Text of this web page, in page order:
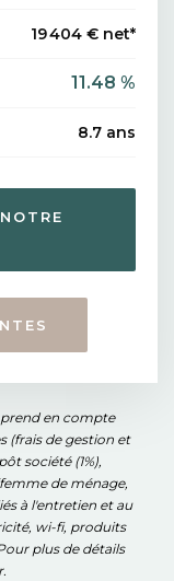
19 404 € net*
11.48 %
8.7 ans
en compte
(frais de gestion et
société (1%),
de ménage,
à l'entretien et au
wi-fi, produits
plus de détails